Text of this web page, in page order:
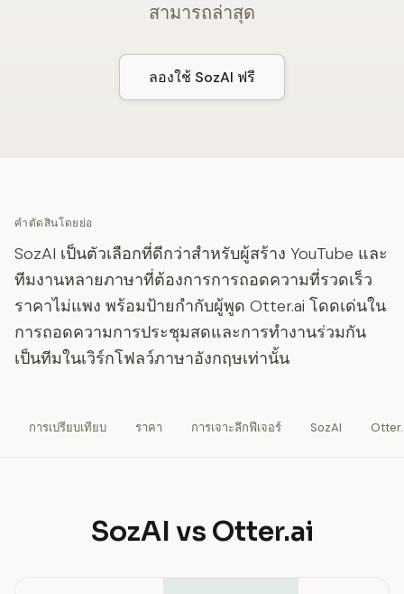
สามารถล่าสุด
ลองใช้ SozAI ฟรี
คำตัดสินโดยย่อ
SozAI เป็นตัวเลือกที่ดีกว่าสำหรับผู้สร้าง YouTube และ
ทีมงานหลายภาษาที่ต้องการการถอดความที่รวดเร็ว
ราคาไม่แพง พร้อมป้ายกำกับผู้พูด Otter.ai โดดเด่นใน
การถอดความการประชุมสดและการทำงานร่วมกัน
เป็นทีมในเวิร์กโฟลว์ภาษาอังกฤษเท่านั้น
การเปรียบเทียบ ราคา การเจาะลึกฟีเจอร์ SozAI
SozAI vs Otter.ai